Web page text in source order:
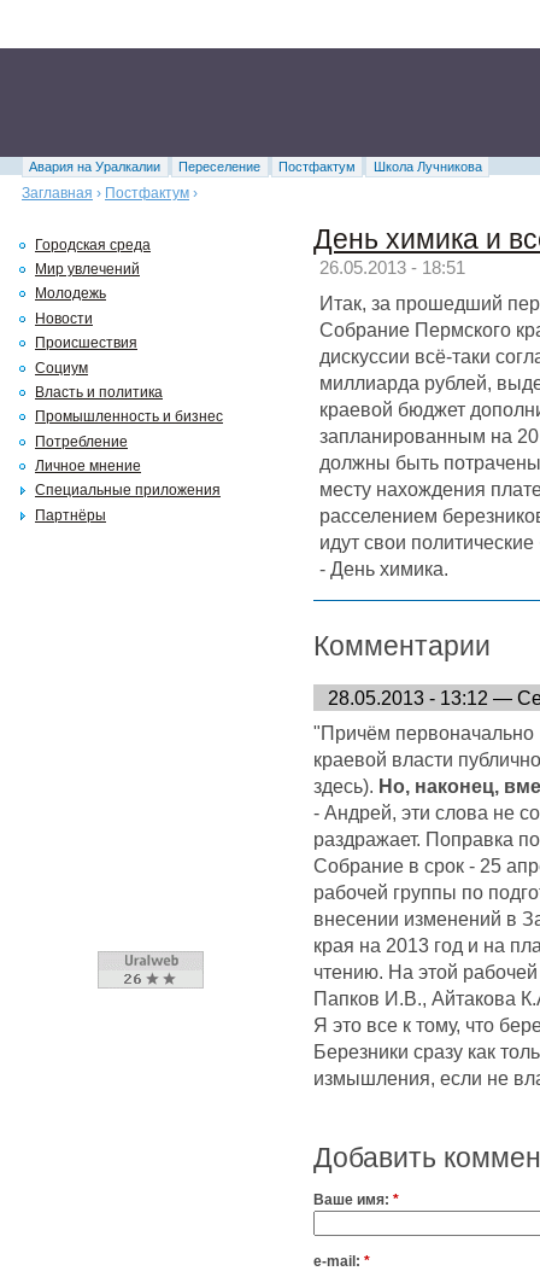
Авария на Уралкалии Переселение Постфактум
Школа Лучникова
Заглавная › Постфактум ›
День химика и
26.05.2013 - 18:51
Итак, за прошедший
Собрание Пермского
дискуссии всё-таки
миллиарда рублей,
краевой бюджет
запланированным на
должны быть
месту нахождения
расселением
идут свои
- День химика.
Комментарии
28.05.2013 - 13:12 —
"Причём первоначально
краевой власти
здесь). Но, наконец,
- Андрей, эти слова не
раздражает. Поправка
Собрание в срок - 25
рабочей группы по
внесении изменений в
края на 2013 год и на
чтению. На этой
Папков И.В., Айтакова
Я это все к тому, что
Березники сразу как
измышления, если не
Добавить
Ваше имя: *
e-mail: *
Городская среда
Мир увлечений
Молодежь
Новости
Происшествия
Социум
Власть и политика
Промышленность и бизнес
Потребление
Личное мнение
Специальные приложения
Партнёры